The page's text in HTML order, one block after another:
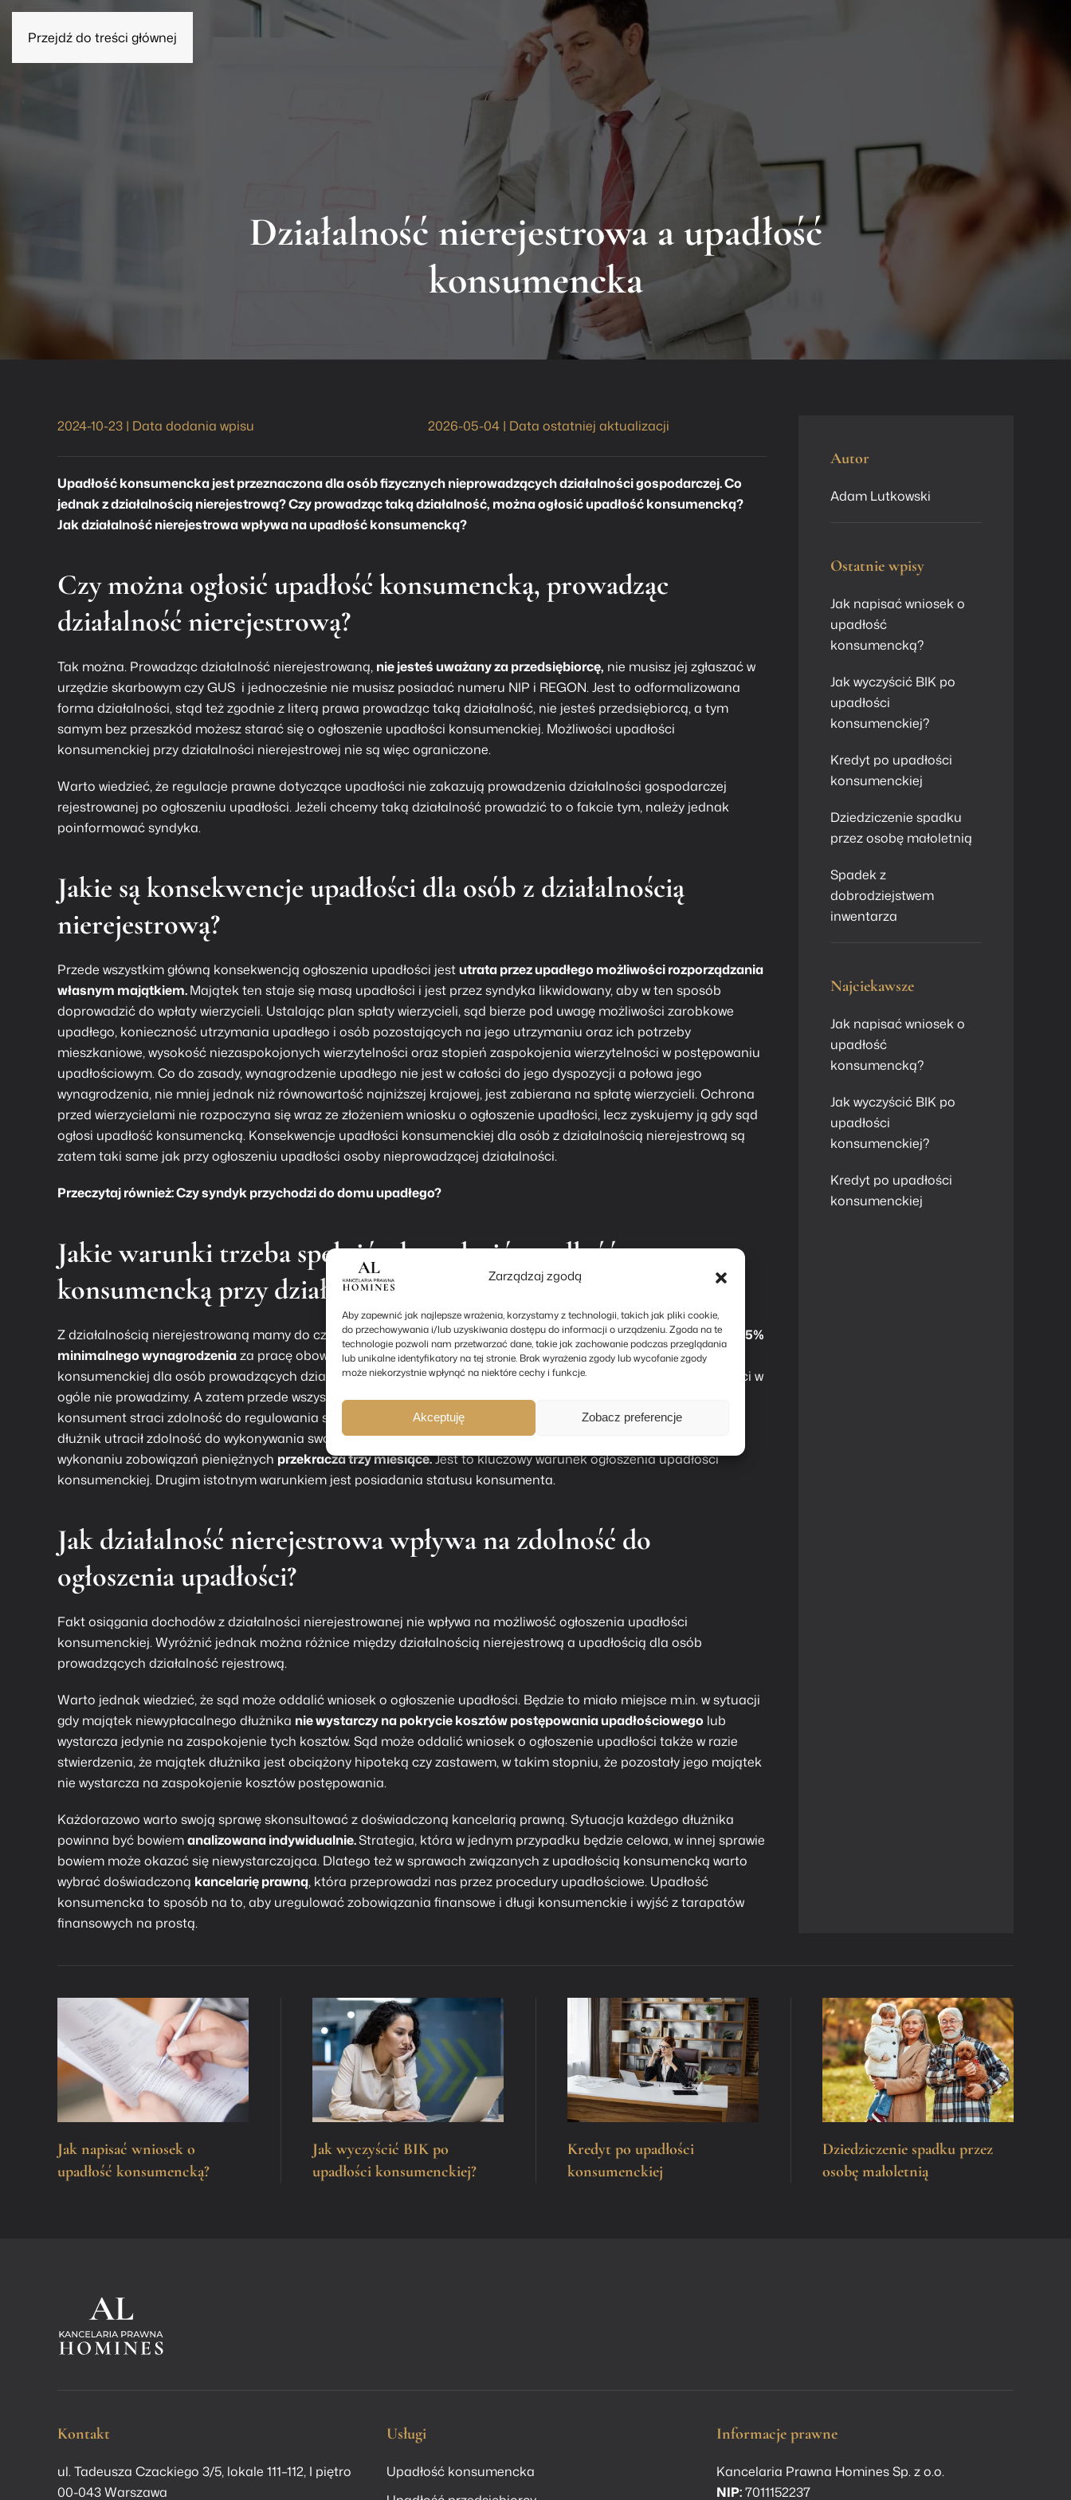
Zarządzaj zgodą
Aby zapewnić jak najlepsze wrażenia, korzystamy z technologii, takich jak pliki cookie,
do przechowywania i/lub uzyskiwania dostępu do informacji o urządzeniu. Zgoda na te
technologie pozwoli nam przetwarzać dane, takie jak zachowanie podczas przeglądania
lub unikalne identyfikatory na tej stronie. Brak wyrażenia zgody lub wycofanie zgody
może niekorzystnie wpłynąć na niektóre cechy i funkcje.
Akceptuję Zobacz preferencje
Przejdź do treści głównej
Wykaz Sądów Upadłościowych Kontakt
Zadzwoń do nas:
696 377 482
Działalność nierejestrowa a upadłość
konsumencka
2024-10-23 | Data dodania wpisu 2026-05-04 | Data ostatniej aktualizacji
Upadłość konsumenckajest przeznaczona dla osób fizycznych nieprowadzących działalności gospodarczej. Co
jednak z działalnością nierejestrową? Czy prowadząc taką działalność, można ogłosić upadłość konsumencką?
Jak działalność nierejestrowa wpływa na upadłość konsumencką?
Czy można ogłosić upadłość konsumencką, prowadząc
działalność nierejestrową?
Tak można. Prowadząc działalność nierejestrowaną, nie jesteś uważany za przedsiębiorcę, nie musisz jej zgłaszać w
urzędzie skarbowym czy GUS i jednocześnie nie musisz posiadać numeru NIP i REGON. Jest to odformalizowana
forma działalności, stąd też zgodnie z literą prawa prowadząc taką działalność, nie jesteś przedsiębiorcą, a tym
samym bez przeszkód możesz starać się o ogłoszenie upadłości konsumenckiej. Możliwości upadłości
konsumenckiej przy działalności nierejestrowej nie są więc ograniczone.
Warto wiedzieć, że regulacje prawne dotyczące upadłości nie zakazują prowadzenia działalności gospodarczej
rejestrowanej po ogłoszeniu upadłości. Jeżeli chcemy taką działalność prowadzić to o fakcie tym, należy jednak
poinformować syndyka.
Jakie są konsekwencje upadłości dla osób z działalnością
nierejestrową?
Przede wszystkim główną konsekwencją ogłoszenia upadłości jestutrata przez upadłego możliwości rozporządzania
własnym majątkiem.Majątek ten staje się masą upadłości i jest przez syndyka likwidowany, aby w ten sposób
doprowadzić do wpłaty wierzycieli. Ustalając plan spłaty wierzycieli, sąd bierze pod uwagę możliwości zarobkowe
upadłego, konieczność utrzymania upadłego i osób pozostających na jego utrzymaniu oraz ich potrzeby
mieszkaniowe, wysokość niezaspokojonych wierzytelności oraz stopień zaspokojenia wierzytelności w postępowaniu
upadłościowym. Co do zasady, wynagrodzenie upadłego nie jest w całości do jego dyspozycji a połowa jego
wynagrodzenia, nie mniej jednak niż równowartość najniższej krajowej, jest zabierana na spłatę wierzycieli. Ochrona
przed wierzycielami nie rozpoczyna się wraz ze złożeniem wniosku o ogłoszenie upadłości, lecz zyskujemy ją gdy sąd
ogłosi upadłość konsumencką. Konsekwencje upadłości konsumenckiej dla osób z działalnością nierejestrową są
zatem taki same jak przy ogłoszeniu upadłości osoby nieprowadzącej działalności.
Przeczytaj również:Czy syndyk przychodzi do domu upadłego?
Jakie warunki trzeba spełnić, aby ogłosić upadłość
konsumencką przy działalności nierejestrowej?
Z działalnością nierejestrowaną mamy do czynienia jeżeli w żadnym miesiącu jej prowadzenianie przekroczymy 75%
minimalnego wynagrodzeniaza pracę obowiązującego w danym roku. Warunki ogłoszenia upadłości
konsumenckiej dla osób prowadzących działalność nierejestrową są takie same jak warunki gdy takiej działalności w
ogóle nie prowadzimy. A zatem przede wszystkim musi dojść dostanu niewypłacalności
konsument straci zdolność do regulowania swoich wymagalnych zobowiązań pieniężnych. Domniemywa się, że
dłużnik utracił zdolność do wykonywania swoich wymagalnych zobowiązań pieniężnych, jeżeli opóźnienie w
wykonaniu zobowiązań pieniężnych przekracza trzy miesiące.Jest to kluczowy warunek ogłoszeniaupadłości
konsumenckiej. Drugim istotnym warunkiem jest posiadania statusu konsumenta.
Jak działalność nierejestrowa wpływa na zdolność do
ogłoszenia upadłości?
Fakt osiągania dochodów z działalności nierejestrowanej nie wpływa na możliwośćogłoszenia upadłości
konsumenckiej. Wyróżnić jednak można różnice między działalnością nierejestrową a upadłością dla osób
prowadzących działalność rejestrową.
Warto jednak wiedzieć, że sąd może oddalić wniosek o ogłoszenie upadłości. Będzie to miało miejsce m.in. w sytuacji
gdy majątek niewypłacalnego dłużnika nie wystarczy na pokrycie kosztów postępowania upadłościowego lub
wystarcza jedynie na zaspokojenie tych kosztów. Sąd może oddalić wniosek o ogłoszenie upadłości także w razie
stwierdzenia, że majątek dłużnika jest obciążony hipoteką czy zastawem, w takim stopniu, że pozostały jego majątek
nie wystarcza na zaspokojenie kosztów postępowania.
Każdorazowo warto swoją sprawę skonsultować z doświadczoną kancelarią prawną. Sytuacja każdego dłużnika
powinna być bowiemanalizowana indywidualnie.Strategia, która w jednym przypadku będzie celowa, w innej sprawie
bowiem może okazać się niewystarczająca. Dlatego też w sprawach związanych z upadłością konsumencką warto
wybrać doświadczoną kancelarię prawną, która przeprowadzi nas przez procedury upadłościowe. Upadłość
konsumencka to sposób na to, aby uregulować zobowiązania finansowe i długi konsumenckie i wyjść z tarapatów
finansowych na prostą.
Autor
Adam Lutkowski
Ostatnie wpisy
Jak napisać wniosek o
upadłość
konsumencką?
Jak wyczyścić BIK po
upadłości
konsumenckiej?
Kredyt po upadłości
konsumenckiej
Dziedziczenie spadku
przez osobę małoletnią
Spadek z
dobrodziejstwem
inwentarza
Najciekawsze
Jak napisać wniosek o
upadłość
konsumencką?
Jak wyczyścić BIK po
upadłości
konsumenckiej?
Kredyt po upadłości
konsumenckiej
Jak napisać wniosek o
upadłość konsumencką?
Jak wyczyścić BIK po
upadłości konsumenckiej?
Kredyt po upadłości
konsumenckiej
Dziedziczenie spadku przez
osobę małoletnią
Kontakt
ul. Tadeusza Czackiego 3/5, lokale 111–112, I piętro
00-043 Warszawa
Usługi
Upadłość konsumencka
Informacje prawne
Kancelaria Prawna Homines Sp. z o.o.
NIP:7011152237